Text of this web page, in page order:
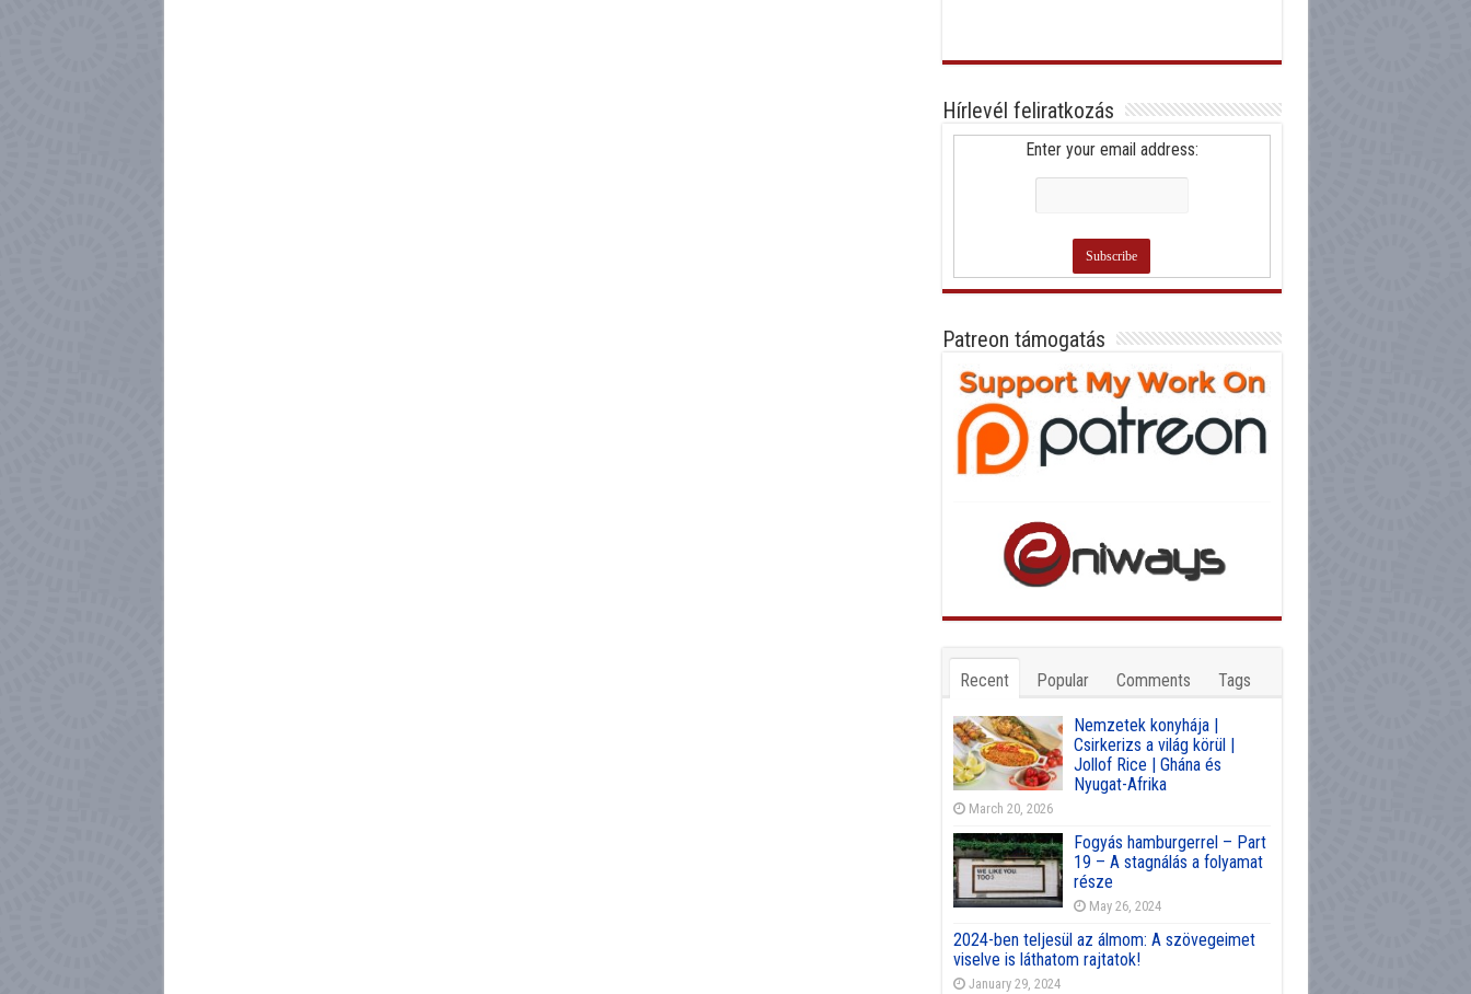
Hírlevél feliratkozás
Enter your email address:
Patreon támogatás
Recent Popular Comments Tags
Nemzetek konyhája |
Csirkerizs a világ körül |
Jollof Rice | Ghána és
Nyugat-Afrika
March 20, 2026
Fogyás hamburgerrel – Part
19 – A stagnálás a folyamat
része
May 26, 2024
2024-ben teljesül az álmom: A szövegeimet
viselve is láthatom rajtatok!
January 29, 2024